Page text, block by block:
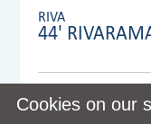
RIVA
44'
Anno:2014
Visibile a/in:
Cookies on our